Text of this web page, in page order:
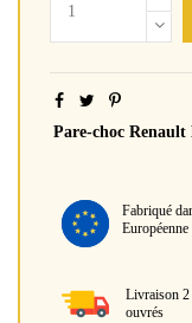
Pare-choc
Fabriqué
Européenne
Livraison 2
ouvrés